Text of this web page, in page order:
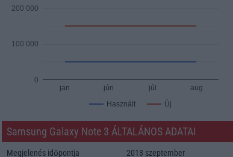
Használt Új
jan jún júl aug
0
100 000
200 000
Samsung Galaxy Note 3 ÁLTALÁNOS ADATAI
Megjelenés időpontja 2013 szeptember